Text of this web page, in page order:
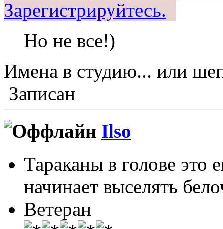
Зарегистрируйтесь.
Но не все!)
Имена в студию... или
Записан
Ilso
Тараканы в голове это
начинает выселять
Ветеран